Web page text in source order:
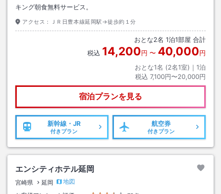
キング朝食無料サービス。
アクセス： ＪＲ日豊本線延岡駅→徒歩約１分
おとな2名 1泊1部屋 合計
税込 14,200円 〜 40,000円
おとな1名 (2名1室)｜ 1泊
税込 7,100円〜20,000円
宿泊プランを見る
新幹線・JR
付きプラン
航空券
付きプラン
エンシティホテル延岡
宮崎県 延岡
地図